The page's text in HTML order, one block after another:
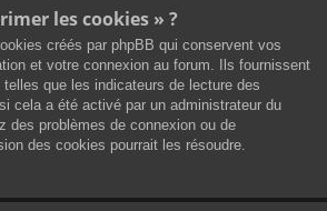
les cookies » ?
créés par phpBB qui conservent vos
et votre connexion au forum. Ils fournissent
que les indicateurs de lecture des
cela a été activé par un administrateur du
des problèmes de connexion ou de
des cookies pourrait les résoudre.